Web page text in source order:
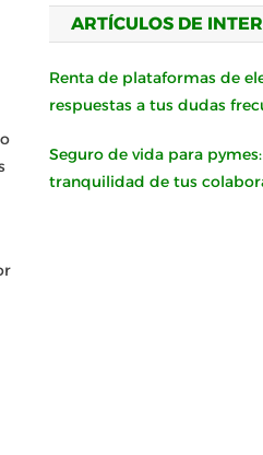
ARTÍCULOS DE
Renta de plataformas de
respuestas a tus dudas
Seguro de vida para
tranquilidad de tus